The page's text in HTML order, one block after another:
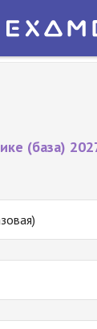
— ЕГЭ 2027
(база)